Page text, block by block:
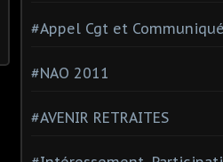
#Appel Cgt et
#NAO 2011
#AVENIR RETRAITES